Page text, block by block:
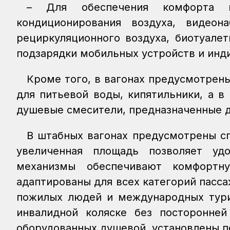
– Для обеспечения комфорта
кондиционирования воздуха,
рециркуляционного воздуха,
подзарядки мобильных устройств и
Кроме того, в вагонах
для питьевой воды, кипятильники, а
душевые смесители, предназначенные
В штабных вагонах предусмотрены
увеличенная площадь позволяет
механизмы обеспечивают
адаптированы для всех категорий
пожилых людей и международных
инвалидной коляске без